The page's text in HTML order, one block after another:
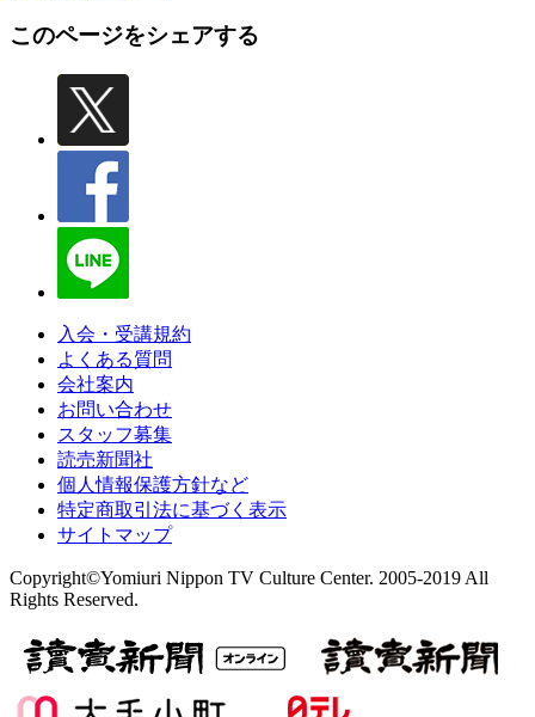
このページをシェアする
入会・受講規約
よくある質問
会社案内
お問い合わせ
スタッフ募集
読売新聞社
個人情報保護方針など
特定商取引法に基づく表示
サイトマップ
Copyright©Yomiuri Nippon TV Culture Center. 2005-2019 All
Rights Reserved.